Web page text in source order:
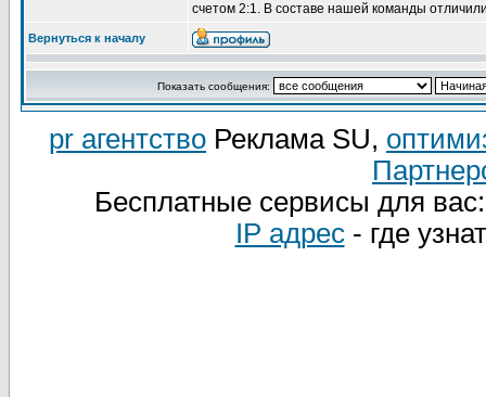
счетом 2:1. В составе нашей команды
Вернуться к началу
Показать сообщения:
pr агентство Реклама SU,
Бесплатные сервисы для
IP адрес- где